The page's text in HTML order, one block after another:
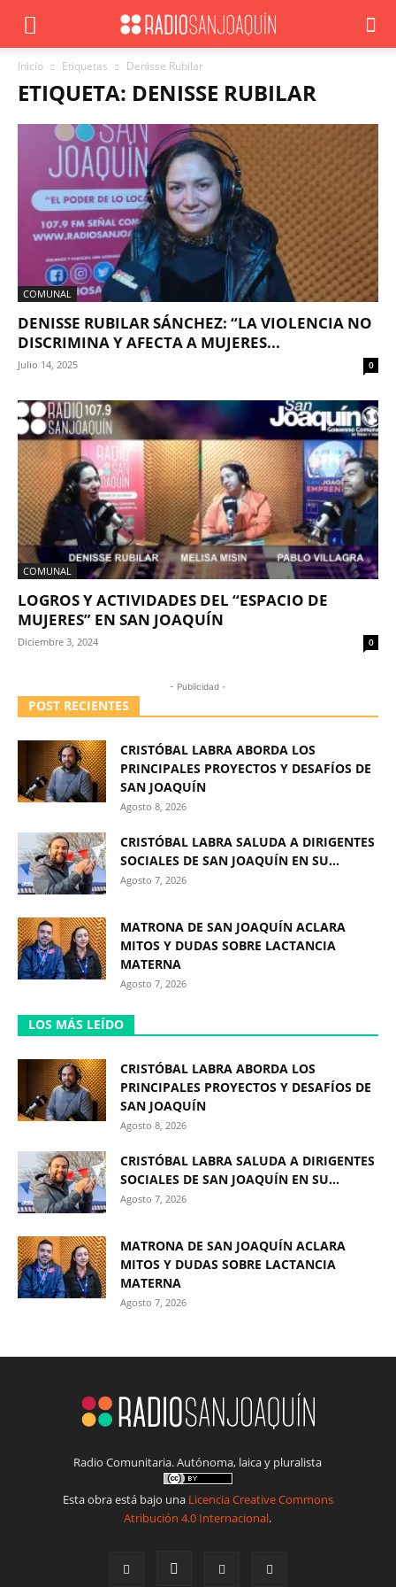
Inicio Etiquetas Denisse Rubilar
ETIQUETA: DENISSE RUBILAR
COMUNAL
DENISSE RUBILAR SÁNCHEZ: “LA VIOLENCIA NO
DISCRIMINA Y AFECTA A MUJERES...
Julio 14, 2025 0
COMUNAL
LOGROS Y ACTIVIDADES DEL “ESPACIO DE
MUJERES” EN SAN JOAQUÍN
Diciembre 3, 2024 0
- Publicidad -
POST RECIENTES
CRISTÓBAL LABRA ABORDA LOS
PRINCIPALES PROYECTOS Y DESAFÍOS DE
SAN JOAQUÍN
Agosto 8, 2026
CRISTÓBAL LABRA SALUDA A DIRIGENTES
SOCIALES DE SAN JOAQUÍN EN SU...
Agosto 7, 2026
MATRONA DE SAN JOAQUÍN ACLARA
MITOS Y DUDAS SOBRE LACTANCIA
MATERNA
Agosto 7, 2026
LOS MÁS LEÍDO
CRISTÓBAL LABRA ABORDA LOS
PRINCIPALES PROYECTOS Y DESAFÍOS DE
SAN JOAQUÍN
Agosto 8, 2026
CRISTÓBAL LABRA SALUDA A DIRIGENTES
SOCIALES DE SAN JOAQUÍN EN SU...
Agosto 7, 2026
MATRONA DE SAN JOAQUÍN ACLARA
MITOS Y DUDAS SOBRE LACTANCIA
MATERNA
Agosto 7, 2026
Radio Comunitaria. Autónoma, laica y pluralista
Esta obra está bajo una Licencia Creative Commons
Atribución 4.0 Internacional.